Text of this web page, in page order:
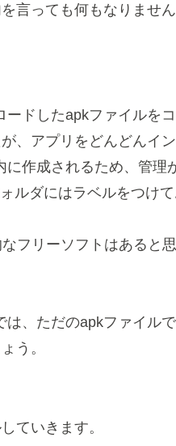
言っても何もなりません
ドしたapkファイルをコ
、アプリをどんどんイ
作成されるため、管理
ルダにはラベルをつけ
フリーソフトはあると
、ただのapkファイルで
う。
ていきます。